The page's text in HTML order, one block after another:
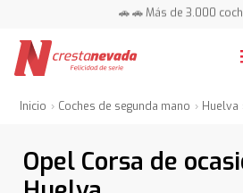
📍 Centros en toda
📍 Centros en toda
Inicio Coches de segunda mano Huelva
Opel Corsa de